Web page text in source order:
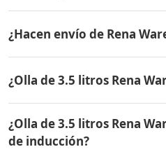
todo el Perú. Contáctame por
el precio actual,
de pago en cuotas desde el
¿Hacen envío de Rena
a Pacasmayo, La Libertad y a
contra entrega.
¿Olla de 3.5 litros Rena
vida contra defectos de
productos Rena Ware están
¿Olla de 3.5 litros Rena
de inducción?